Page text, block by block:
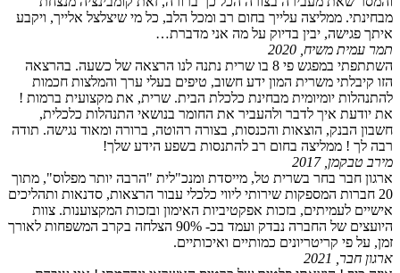
מבחינתי. ממליצה עלייך בחום רב ומכל הלב, כל מי שיצלצל אלייך, ויקבע
איתך פגישה, יבין בדיוק על מה אני מדברת…
תמר עמית משיח, 2020
השתתפתי במפגש פי 8 בו שרית נתנה לנו הרצאה של כשעה. בהרצאה
הזו קיבלתי משרית המון ידע חשוב, טיפים בעלי ערך והמלצות חכמות
להתנהלות יומיומית מבחינת כלכלת הבית. שרית, את מקצועית ברמות !
את יודעת איך לדבר ולהעביר את החומר בנושאי התנהלות כלכלית,
חשבון הבנק, הוצאות והכנסות, בצורה רהוטה, ברורה ומאוד נגישה. תודה
רבה לך ! ממליצה בחום רב להתנסות בשפע הידע שלך!
מירב טבקמן, 2017
ארגון חבר בחר בשרית טל, מייסדת ומנכ"לית "הרבה יותר מפלוס", מתוך
20 חברות המספקות שירותי ליווי כלכלי עבור הרצאות, סדנאות ותהליכים
אישיים לעמיתים, בזכות אפקטיביות האימון ובזכות המקצוענות. צוות
היועצים של החברה נבדק ועמד בכ- 90% הצלחה בקרב המשפחות לאורך
זמן, על פי קריטריונים כמותיים ואיכותיים.
ארגון חבר, 2021